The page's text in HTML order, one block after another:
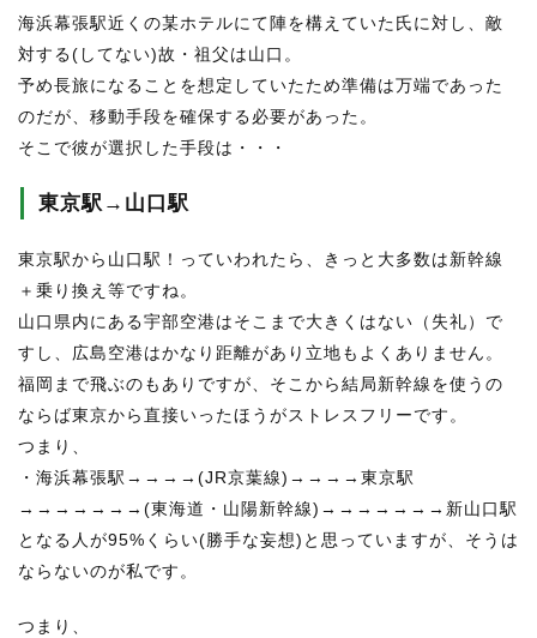
海浜幕張駅近くの某ホテルにて陣を構えていた氏に対し、敵
対する(してない)故・祖父は山口。
予め長旅になることを想定していたため準備は万端であった
のだが、移動手段を確保する必要があった。
そこで彼が選択した手段は・・・
東京駅→山口駅
東京駅から山口駅！っていわれたら、きっと大多数は新幹線
＋乗り換え等ですね。
山口県内にある宇部空港はそこまで大きくはない（失礼）で
すし、広島空港はかなり距離があり立地もよくありません。
福岡まで飛ぶのもありですが、そこから結局新幹線を使うの
ならば東京から直接いったほうがストレスフリーです。
つまり、
・海浜幕張駅→→→→(JR京葉線)→→→→東京駅
→→→→→→→(東海道・山陽新幹線)→→→→→→→新山口駅
となる人が95%くらい(勝手な妄想)と思っていますが、そうは
ならないのが私です。
つまり、